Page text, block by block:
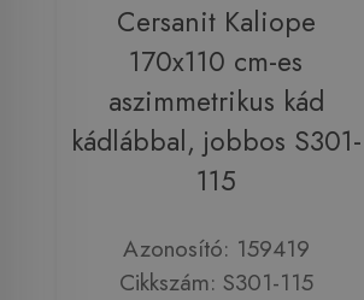
Cersanit Kaliope
170x110 cm-es
aszimmetrikus kád
kádlábbal, jobbos S301-
115
Azonosító: 159419
Cikkszám: S301-115